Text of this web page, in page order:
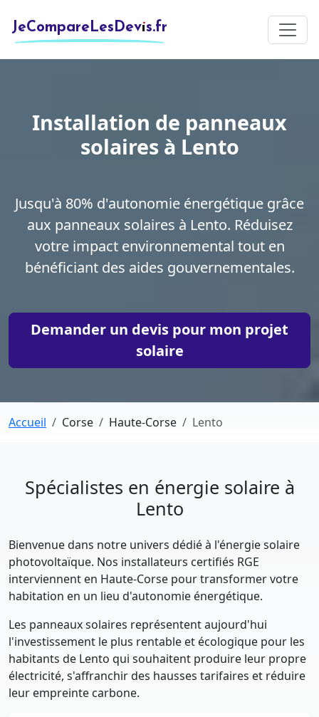
JeCompareLesDevis.fr
Installation de panneaux
solaires à Lento
Jusqu'à 80% d'autonomie énergétique grâce
aux panneaux solaires à Lento. Réduisez
votre impact environnemental tout en
bénéficiant des aides gouvernementales.
Demander un devis pour mon projet
solaire
Accueil Corse Haute-Corse Lento
Spécialistes en énergie solaire à
Lento
Bienvenue dans notre univers dédié à l'énergie solaire
photovoltaïque. Nos installateurs certifiés RGE
interviennent en Haute-Corse pour transformer votre
habitation en un lieu d'autonomie énergétique.
Les panneaux solaires représentent aujourd'hui
l'investissement le plus rentable et écologique pour les
habitants de Lento qui souhaitent produire leur propre
électricité, s'affranchir des hausses tarifaires et réduire
leur empreinte carbone.